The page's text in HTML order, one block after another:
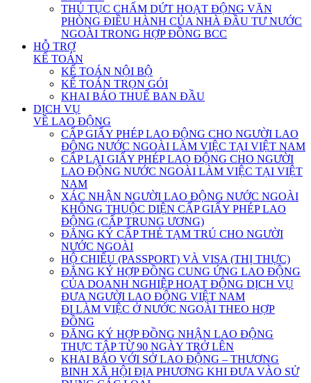
THỦ TỤC CHẤM DỨT HOẠT ĐỘNG VĂN
PHÒNG ĐIỀU HÀNH CỦA NHÀ ĐẦU TƯ NƯỚC
NGOÀI TRONG HỢP ĐỒNG BCC
HỖ TRỢ
KẾ TOÁN
KẾ TOÁN NỘI BỘ
KẾ TOÁN TRỌN GÓI
KHAI BÁO THUẾ BAN ĐẦU
DỊCH VỤ
VỀ LAO ĐỘNG
CẤP GIẤY PHÉP LAO ĐỘNG CHO NGƯỜI LAO
ĐỘNG NƯỚC NGOÀI LÀM VIỆC TẠI VIỆT NAM
CẤP LẠI GIẤY PHÉP LAO ĐỘNG CHO NGƯỜI
LAO ĐỘNG NƯỚC NGOÀI LÀM VIỆC TẠI VIỆT
NAM
XÁC NHẬN NGƯỜI LAO ĐỘNG NƯỚC NGOÀI
KHÔNG THUỘC DIỆN CẤP GIẤY PHÉP LAO
ĐỘNG (CẤP TRUNG ƯƠNG)
ĐĂNG KÝ CẤP THẺ TẠM TRÚ CHO NGƯỜI
NƯỚC NGOÀI
HỘ CHIẾU (PASSPORT) VÀ VISA (THỊ THỰC)
ĐĂNG KÝ HỢP ĐỒNG CUNG ỨNG LAO ĐỘNG
CỦA DOANH NGHIỆP HOẠT ĐỘNG DỊCH VỤ
ĐƯA NGƯỜI LAO ĐỘNG VIỆT NAM
ĐI LÀM VIỆC Ở NƯỚC NGOÀI THEO HỢP
ĐỒNG
ĐĂNG KÝ HỢP ĐỒNG NHẬN LAO ĐỘNG
THỰC TẬP TỪ 90 NGÀY TRỞ LÊN
KHAI BÁO VỚI SỞ LAO ĐỘNG – THƯƠNG
BINH XÃ HỘI ĐỊA PHƯƠNG KHI ĐƯA VÀO SỬ